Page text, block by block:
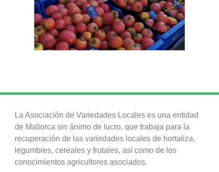
La Asociación de Variedades Locales es una entidad
de Mallorca sin ánimo de lucro, que trabaja para la
recuperación de las variedades locales de hortaliza,
legumbres, cereales y frutales, así como de los
conocimientos agricultores asociados.